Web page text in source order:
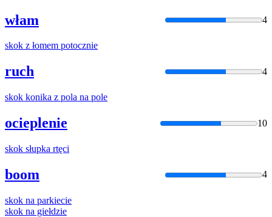
włam 4
skok z łomem potocznie
ruch 4
skok konika z pola na pole
ocieplenie 10
skok słupka rtęci
boom 4
skok na parkiecie
skok na giełdzie